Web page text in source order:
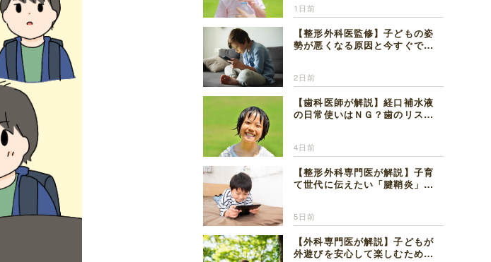
1日前
【整形外科医監修】子どもの姿
勢が悪くなる原因と今すぐでき
2日前
【歯科医師が解説】経口補水液
の日常使いはＮＧ？歯のリスク
4日前
【整形外科専門医が解説】子育
て世代に伝えたい「腱鞘炎」の
5日前
【外科専門医が解説】子どもが
外遊びを安心して楽しむため